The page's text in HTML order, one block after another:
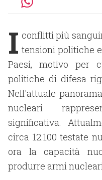
I conflitti più
tensioni politiche
Paesi, motivo per
politiche di difesa
Nell'attuale
nucleari
significativa.
circa 12.100 testate
ora la capacità
produrre armi